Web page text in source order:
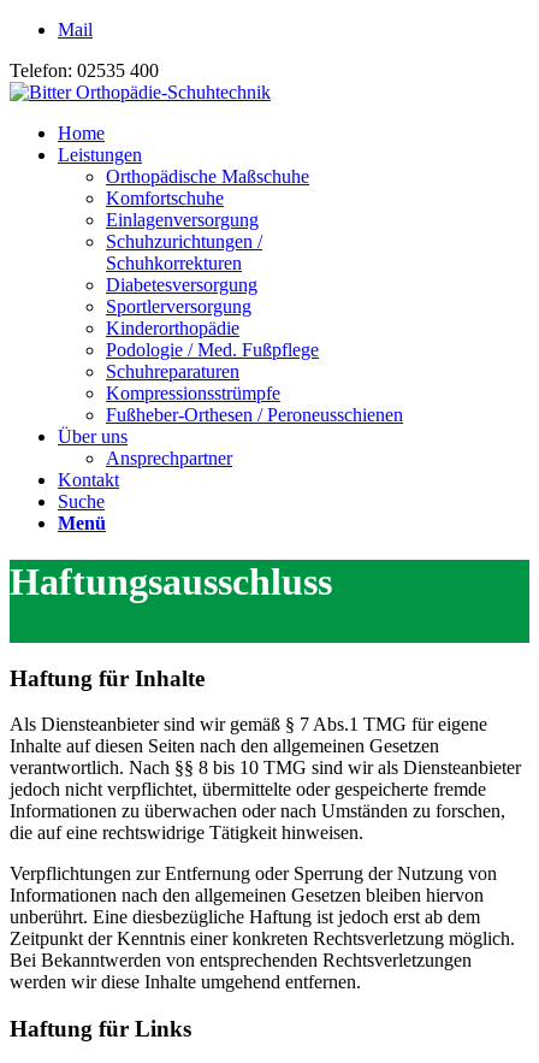
Mail
Telefon: 02535 400
Home
Leistungen
Orthopädische Maßschuhe
Komfortschuhe
Einlagenversorgung
Schuhzurichtungen /
Schuhkorrekturen
Diabetesversorgung
Sportlerversorgung
Kinderorthopädie
Podologie / Med. Fußpflege
Schuhreparaturen
Kompressionsstrümpfe
Fußheber-Orthesen / Peroneusschienen
Über uns
Ansprechpartner
Kontakt
Suche
Menü
Haftungsausschluss
Haftung für Inhalte
Als Diensteanbieter sind wir gemäß § 7 Abs.1 TMG für eigene
Inhalte auf diesen Seiten nach den allgemeinen Gesetzen
verantwortlich. Nach §§ 8 bis 10 TMG sind wir als Diensteanbieter
jedoch nicht verpflichtet, übermittelte oder gespeicherte fremde
Informationen zu überwachen oder nach Umständen zu forschen,
die auf eine rechtswidrige Tätigkeit hinweisen.
Verpflichtungen zur Entfernung oder Sperrung der Nutzung von
Informationen nach den allgemeinen Gesetzen bleiben hiervon
unberührt. Eine diesbezügliche Haftung ist jedoch erst ab dem
Zeitpunkt der Kenntnis einer konkreten Rechtsverletzung möglich.
Bei Bekanntwerden von entsprechenden Rechtsverletzungen
werden wir diese Inhalte umgehend entfernen.
Haftung für Links